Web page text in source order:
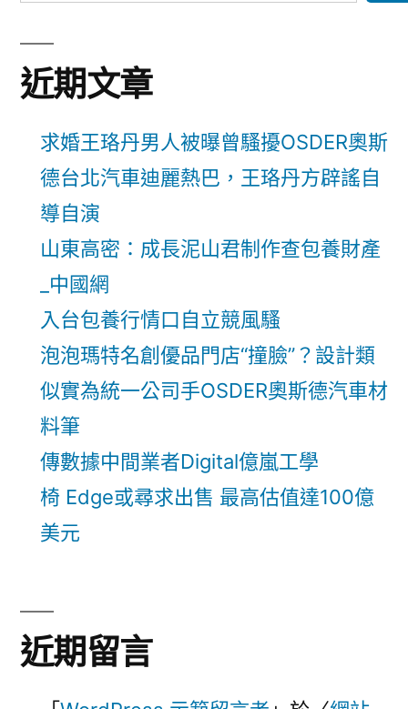
近期文章
求婚王珞丹男人被曝曾騷擾OSDER奧斯
德台北汽車迪麗熱巴，王珞丹方辟謠自
導自演
山東高密：成長泥山君制作查包養財產
_中國網
入台包養行情口自立競風騷
泡泡瑪特名創優品門店“撞臉”？設計類
似實為統一公司手OSDER奧斯德汽車材
料筆
傳數據中間業者Digital億嵐工學
椅 Edge或尋求出售 最高估值達100億
美元
近期留言